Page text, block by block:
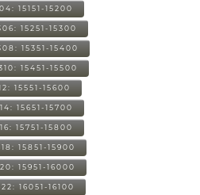
15151-15200
15251-15300
15351-15400
15451-15500
15551-15600
15651-15700
15751-15800
15851-15900
15951-16000
16051-16100